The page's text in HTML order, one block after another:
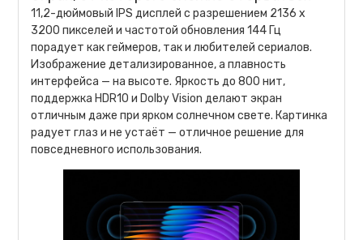
11,2-дюймовый IPS дисплей с разрешением 2136 x
3200 пикселей и частотой обновления 144 Гц
порадует как геймеров, так и любителей сериалов.
Изображение детализированное, а плавность
интерфейса — на высоте. Яркость до 800 нит,
поддержка HDR10 и Dolby Vision делают экран
отличным даже при ярком солнечном свете. Картинка
радует глаз и не устаёт — отличное решение для
повседневного использования.